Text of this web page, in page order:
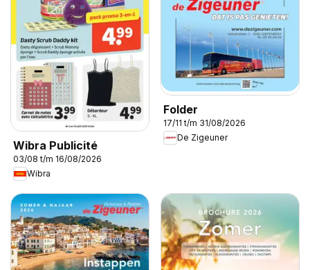
Wibra Publicité
03/08 t/m 16/08/2026
Wibra
Folder
17/11 t/m 31/08/2026
De Zigeuner